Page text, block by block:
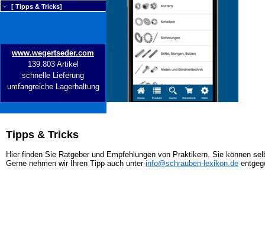
- [ Tipps & Tricks]
www.wegertseder.com
139.803 Artikel
schnelle Lieferung
umfangreiche Lagerhaltung
Tipps & Tricks
Hier finden Sie Ratgeber und Empfehlungen von Praktikern. Sie können
Gerne nehmen wir Ihren Tipp auch unter info@schrauben-lexikon.de